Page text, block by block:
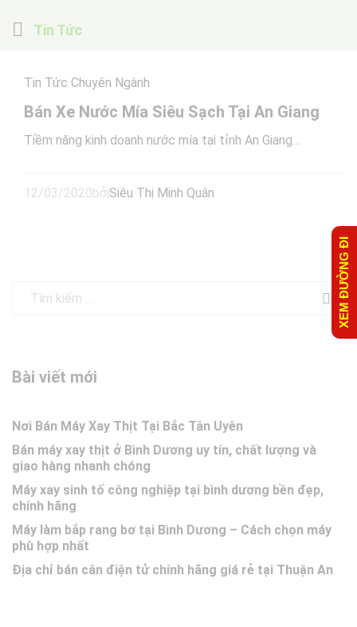
Tin Tức
Tin Tức Chuyên Ngành
Bán Xe Nước Mía Siêu Sạch Tại An Giang
Tiềm năng kinh doanh nước mía tại tỉnh An Giang…
12/03/2020bởiSiêu Thị Minh Quân
Bài viết mới
Nơi Bán Máy Xay Thịt Tại Bắc Tân Uyên
Bán máy xay thịt ở Bình Dương uy tín, chất lượng và
giao hàng nhanh chóng
Máy xay sinh tố công nghiệp tại bình dương bền đẹp,
chính hãng
Máy làm bắp rang bơ tại Bình Dương – Cách chọn máy
phù hợp nhất
Địa chỉ bán cân điện tử chính hãng giá rẻ tại Thuận An
XEM ĐƯỜNG ĐI